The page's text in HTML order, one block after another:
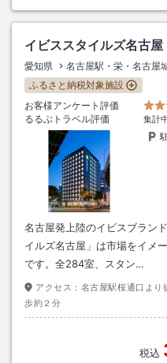
イビススタイルズ名古屋
愛知県 名古屋駅・栄・名古屋
ふるさと納税対象施設
お客様アンケート評価
るるぶトラベル評価
集計
名古屋発上陸のイビスブラン
イルズ名古屋」は市場をイメ
です。全284室、スタン…
アクセス： 名古屋駅桜通口より
歩約２分
税込